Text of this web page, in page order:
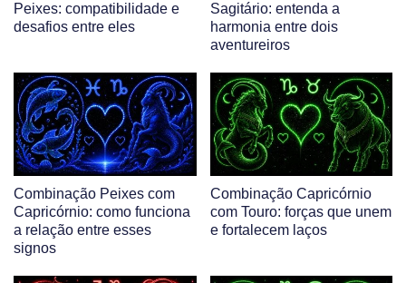
Peixes: compatibilidade e
desafios entre eles
Sagitário: entenda a
harmonia entre dois
aventureiros
Combinação Peixes com
Capricórnio: como funciona
a relação entre esses
signos
Combinação Capricórnio
com Touro: forças que unem
e fortalecem laços